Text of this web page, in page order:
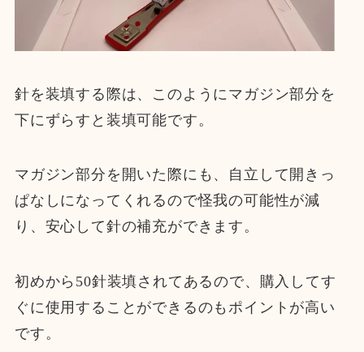
針を装填する際は、このようにマガジン部分を
下にずらすと装填可能です。
マガジン部分を開いた際にも、自立して開きっ
ぱなしになってくれるので怪我の可能性が減
り、安心して針の補充ができます。
初めから50針装填されてあるので、購入してす
ぐに使用することができるのもポイントが高い
です。